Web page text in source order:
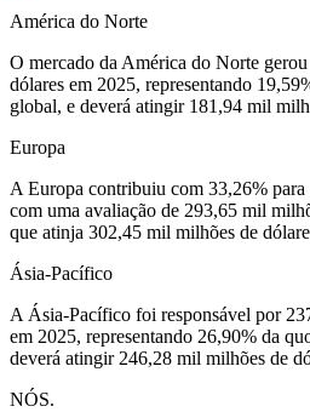
América do Norte
O mercado da América do Norte
dólares em 2025, representando
global, e deverá atingir 181,94 mil
Europa
A Europa contribuiu com 33,26%
com uma avaliação de 293,65 mil
que atinja 302,45 mil milhões de
Ásia-Pacífico
A Ásia-Pacífico foi responsável por
em 2025, representando 26,90% da
deverá atingir 246,28 mil milhões de
NÓS.